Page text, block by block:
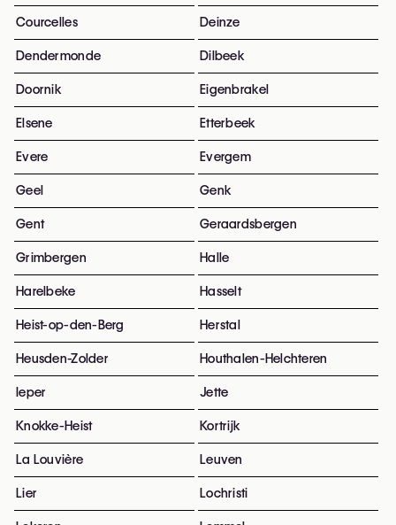
Courcelles Deinze
Dendermonde Dilbeek
Doornik Eigenbrakel
Elsene Etterbeek
Evere Evergem
Geel Genk
Gent Geraardsbergen
Grimbergen Halle
Harelbeke Hasselt
Heist-op-den-Berg Herstal
Heusden-Zolder Houthalen-Helchteren
Ieper Jette
Knokke-Heist Kortrijk
La Louvière Leuven
Lier Lochristi